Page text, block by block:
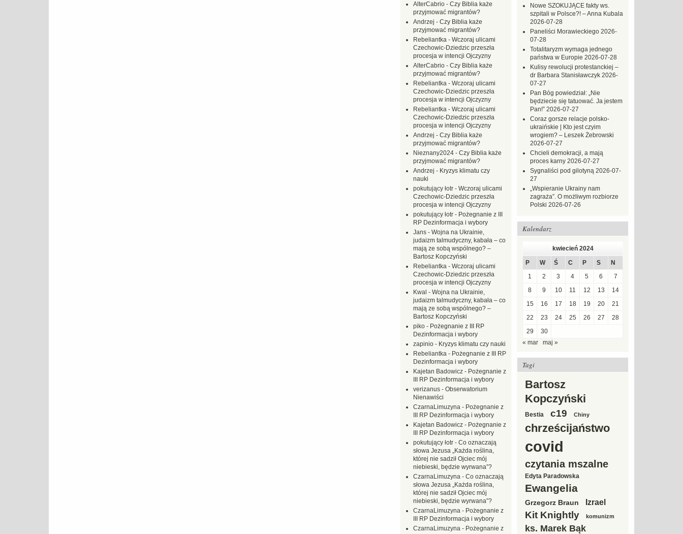
Nowe SZOKUJĄCE fakty ws.
szpitali w Polsce?! – Anna Kubala
2026-07-28
Paneliści Morawieckiego 2026-
07-28
Totalitaryzm wymaga jednego
państwa w Europie 2026-07-28
Kulisy rewolucji protestanckiej –
dr Barbara Stanisławczyk 2026-
07-27
Pan Bóg powiedział: „Nie
będziecie się tatuować. Ja jestem
Pan!” 2026-07-27
Coraz gorsze relacje polsko-
ukraińskie | Kto jest czyim
wrogiem? – Leszek Żebrowski
2026-07-27
Chcieli demokracji, a mają
proces karny 2026-07-27
Sygnaliści pod gilotyną 2026-07-
27
„Wspieranie Ukrainy nam
zagraża”. O możliwym rozbiorze
Polski 2026-07-26
Kalendarz
kwiecień 2024
P
W Ś C P S
N
1
2 3 4 5 6
7
8
9 10 11 12 13
14
15
16 17 18 19 20
21
22
23 24 25 26 27
28
29
30
« mar
maj »
Tagi
Bartosz
Kopczyński
Bestia c19 Chiny
chrześcijaństwo
covid
czytania mszalne
Edyta Paradowska
Ewangelia
Grzegorz Braun Izrael
Kit Knightly komunizm
ks. Marek Bąk
AlterCabrio - Czy Biblia każe
przyjmować migrantów?
Andrzej - Czy Biblia każe
przyjmować migrantów?
Rebeliantka - Wczoraj ulicami
Czechowic-Dziedzic przeszła
procesja w intencji Ojczyzny
AlterCabrio - Czy Biblia każe
przyjmować migrantów?
Rebeliantka - Wczoraj ulicami
Czechowic-Dziedzic przeszła
procesja w intencji Ojczyzny
Rebeliantka - Wczoraj ulicami
Czechowic-Dziedzic przeszła
procesja w intencji Ojczyzny
Andrzej - Czy Biblia każe
przyjmować migrantów?
Nieznany2024 - Czy Biblia każe
przyjmować migrantów?
Andrzej - Kryzys klimatu czy
nauki
pokutujący łotr - Wczoraj ulicami
Czechowic-Dziedzic przeszła
procesja w intencji Ojczyzny
pokutujący łotr - Pożegnanie z III
RP Dezinformacja i wybory
Jans - Wojna na Ukrainie,
judaizm talmudyczny, kabała – co
mają ze sobą wspólnego? –
Bartosz Kopczyński
Rebeliantka - Wczoraj ulicami
Czechowic-Dziedzic przeszła
procesja w intencji Ojczyzny
Kwal - Wojna na Ukrainie,
judaizm talmudyczny, kabała – co
mają ze sobą wspólnego? –
Bartosz Kopczyński
piko - Pożegnanie z III RP
Dezinformacja i wybory
zapinio - Kryzys klimatu czy nauki
Rebeliantka - Pożegnanie z III RP
Dezinformacja i wybory
Kajetan Badowicz - Pożegnanie z
III RP Dezinformacja i wybory
verizanus - Obserwatorium
Nienawiści
CzarnaLimuzyna - Pożegnanie z
III RP Dezinformacja i wybory
Kajetan Badowicz - Pożegnanie z
III RP Dezinformacja i wybory
pokutujący łotr - Co oznaczają
słowa Jezusa „Każda roślina,
której nie sadził Ojciec mój
niebieski, będzie wyrwana”?
CzarnaLimuzyna - Co oznaczają
słowa Jezusa „Każda roślina,
której nie sadził Ojciec mój
niebieski, będzie wyrwana”?
CzarnaLimuzyna - Pożegnanie z
III RP Dezinformacja i wybory
CzarnaLimuzyna - Pożegnanie z